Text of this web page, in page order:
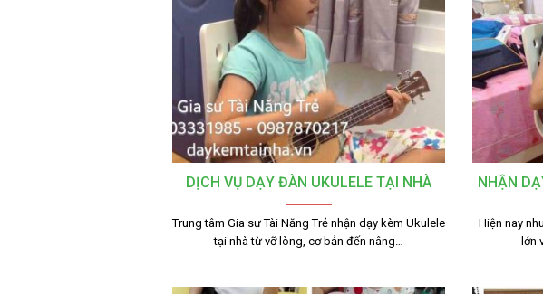
DỊCH VỤ DẠY ĐÀN UKULELE TẠI NHÀ
Trung tâm Gia sư Tài Năng Trẻ nhận dạy kèm Ukulele
tại nhà từ vỡ lòng, cơ bản đến nâng…
NHẬN
Hiện nay
lớn